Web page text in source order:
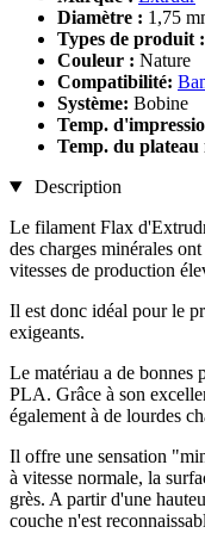
Diamètre : 1,75
Types de produit :
Couleur : Nature
Compatibilité:
Système: Bobine
Temp.
Temp. du plateau
Description
Le filament Flax
des charges minérales
vitesses de production
Il est donc idéal pour le
exigeants.
Le matériau a de bonnes
PLA. Grâce à son
également à de lourdes
Il offre une sensation
à vitesse normale, la
grès. A partir d'une
couche n'est